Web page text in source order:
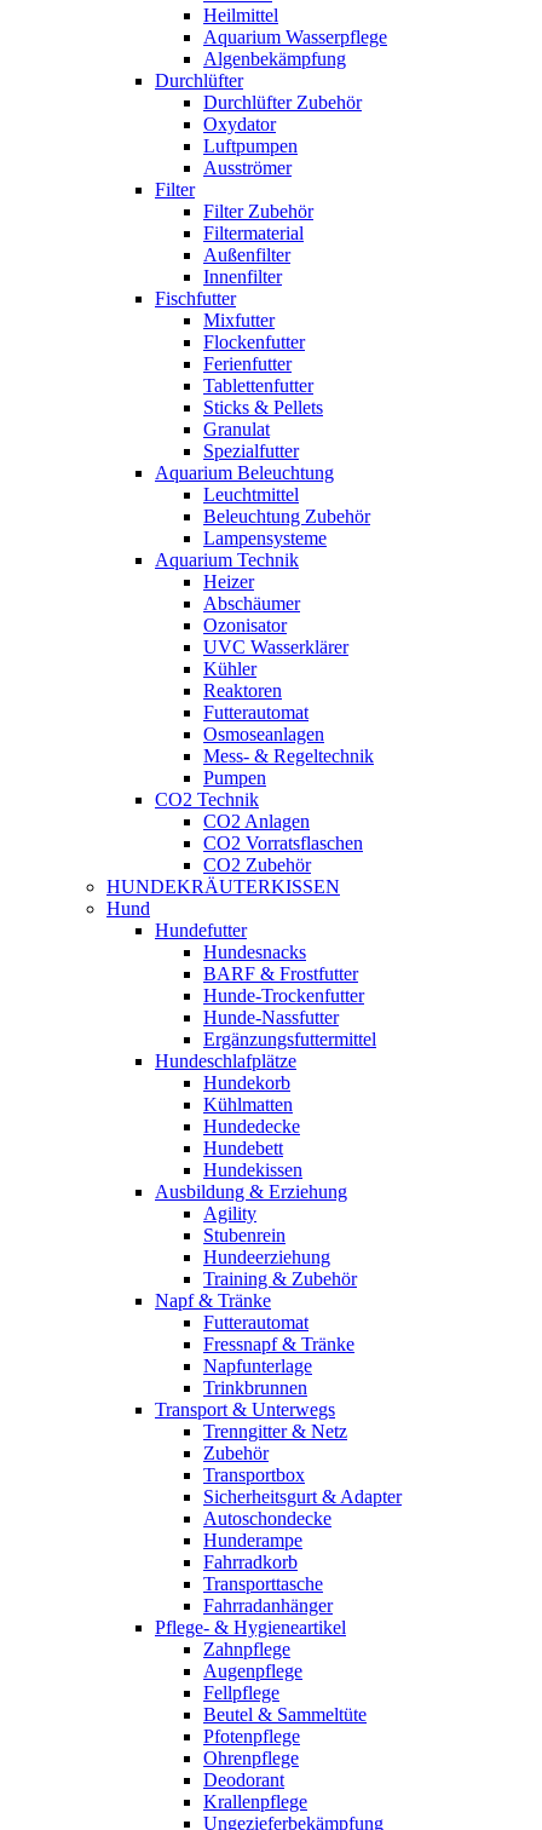
Heilmittel
Aquarium Wasserpflege
Algenbekämpfung
Durchlüfter
Durchlüfter Zubehör
Oxydator
Luftpumpen
Ausströmer
Filter
Filter Zubehör
Filtermaterial
Außenfilter
Innenfilter
Fischfutter
Mixfutter
Flockenfutter
Ferienfutter
Tablettenfutter
Sticks & Pellets
Granulat
Spezialfutter
Aquarium Beleuchtung
Leuchtmittel
Beleuchtung Zubehör
Lampensysteme
Aquarium Technik
Heizer
Abschäumer
Ozonisator
UVC Wasserklärer
Kühler
Reaktoren
Futterautomat
Osmoseanlagen
Mess- & Regeltechnik
Pumpen
CO2 Technik
CO2 Anlagen
CO2 Vorratsflaschen
CO2 Zubehör
HUNDEKRÄUTERKISSEN
Hund
Hundefutter
Hundesnacks
BARF & Frostfutter
Hunde-Trockenfutter
Hunde-Nassfutter
Ergänzungsfuttermittel
Hundeschlafplätze
Hundekorb
Kühlmatten
Hundedecke
Hundebett
Hundekissen
Ausbildung & Erziehung
Agility
Stubenrein
Hundeerziehung
Training & Zubehör
Napf & Tränke
Futterautomat
Fressnapf & Tränke
Napfunterlage
Trinkbrunnen
Transport & Unterwegs
Trenngitter & Netz
Zubehör
Transportbox
Sicherheitsgurt & Adapter
Autoschondecke
Hunderampe
Fahrradkorb
Transporttasche
Fahrradanhänger
Pflege- & Hygieneartikel
Zahnpflege
Augenpflege
Fellpflege
Beutel & Sammeltüte
Pfotenpflege
Ohrenpflege
Deodorant
Krallenpflege
Ungezieferbekämpfung